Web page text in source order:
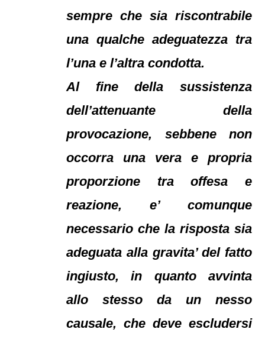
sempre che sia riscontrabile
una qualche adeguatezza tra
l’una e l’altra condotta.
Al fine della sussistenza
dell’attenuante della
provocazione, sebbene non
occorra una vera e propria
proporzione tra offesa e
reazione, e’ comunque
necessario che la risposta sia
adeguata alla gravita’ del fatto
ingiusto, in quanto avvinta
allo stesso da un nesso
causale, che deve escludersi